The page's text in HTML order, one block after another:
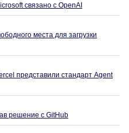
связано с OpenAI
места для загрузки
представили стандарт Agent
решение с GitHub